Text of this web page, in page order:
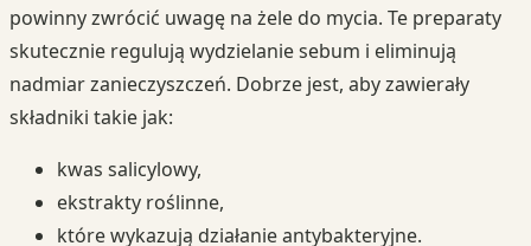
powinny zwrócić uwagę na żele do mycia. Te preparaty
skutecznie regulują wydzielanie sebum i eliminują
nadmiar zanieczyszczeń. Dobrze jest, aby zawierały
składniki takie jak:
kwas salicylowy,
ekstrakty roślinne,
które wykazują działanie antybakteryjne.